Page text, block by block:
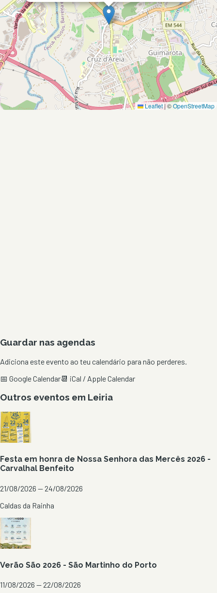
Leaflet|©OpenStreetMap
Guardar nas agendas
Adiciona este evento ao teu calendário para não perderes.
📅 Google Calendar📆 iCal / Apple Calendar
Outros eventos em Leiria
Festa em honra de Nossa Senhora das Mercês 2026 -
Carvalhal Benfeito
21/08/2026 — 24/08/2026
Caldas da Rainha
Verão São 2026 - São Martinho do Porto
11/08/2026 — 22/08/2026